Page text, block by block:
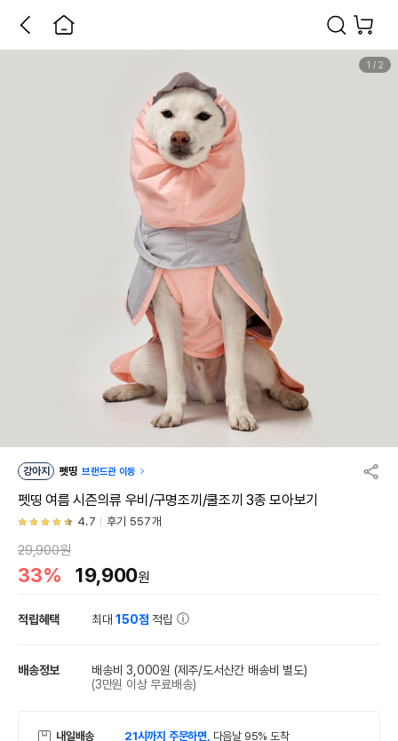
1 / 2
강아지 펫띵 브랜드관 이동
펫띵 여름 시즌의류 우비/구명조끼/쿨조끼 3종 모아보기
4.7 후기 557개
29,900원
33% 19,900원
적립혜택 최대150점 적립
배송정보 배송비 3,000원 (제주/도서산간 배송비 별도)
(3만원 이상 무료배송)
내일배송 21시까지 주문하면, 다음날 95% 도착